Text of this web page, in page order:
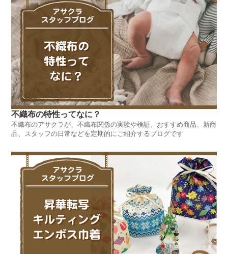
不織布の特性ってなに？
不織布のアサクラが、不織布関係の実験や検証、おすすめ商品、新商
品、スタッフの日常などを定期的にご紹介するブログです